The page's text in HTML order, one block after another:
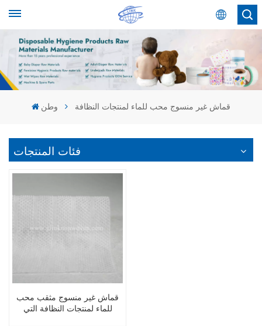
عربي
English
وطن قماش غير منسوج محب للماء لمنتجات النظافة
فئات المنتجات
قماش غير منسوج مثقب محب
للماء لمنتجات النظافة التي